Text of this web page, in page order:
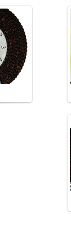
ручной